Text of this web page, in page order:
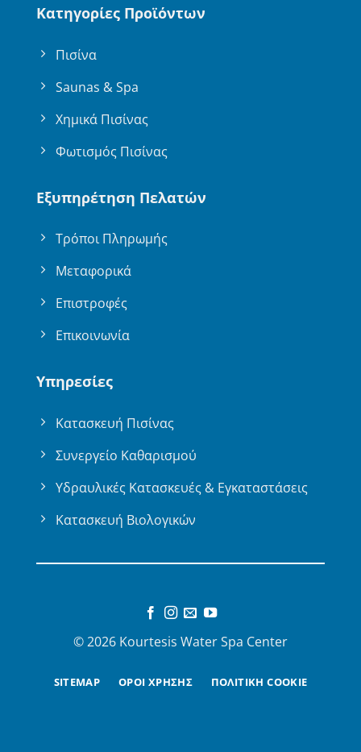
Κατηγορίες Προϊόντων
Πισίνα
Saunas & Spa
Χημικά Πισίνας
Φωτισμός Πισίνας
Εξυπηρέτηση Πελατών
Τρόποι Πληρωμής
Μεταφορικά
Επιστροφές
Επικοινωνία
Υπηρεσίες
Κατασκευή Πισίνας
Συνεργείο Καθαρισμού
Υδραυλικές Κατασκευές & Εγκαταστάσεις
Κατασκευή Βιολογικών
© 2026 Kourtesis Water Spa Center
SITEMAP ΟΡΟΙ ΧΡΗΣΗΣ ΠΟΛΙΤΙΚΗ COOKIE